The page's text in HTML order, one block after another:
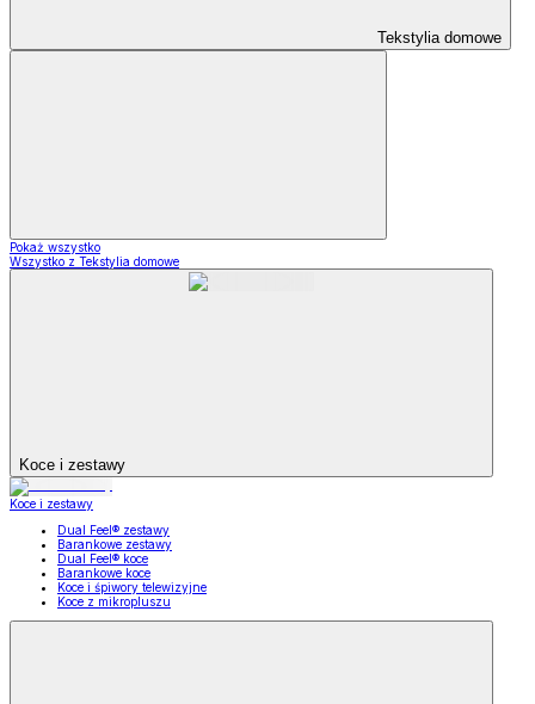
Tekstylia domowe
Pokaż wszystko
Wszystko z Tekstylia domowe
Koce i zestawy
Koce i zestawy
Dual Feel® zestawy
Barankowe zestawy
Dual Feel® koce
Barankowe koce
Koce i śpiwory telewizyjne
Koce z mikropluszu